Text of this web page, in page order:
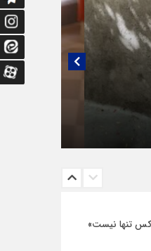
نظریه سه‌ شاخگی
تنها نیست»